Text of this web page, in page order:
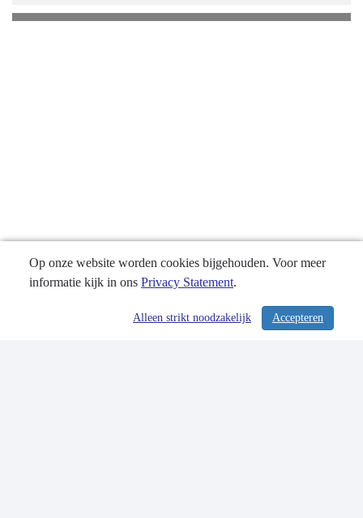
/ 357
Op onze website worden cookies bijgehouden. Voor meer
informatie kijk in ons Privacy Statement.
Accepteren
Alleen strikt noodzakelijk